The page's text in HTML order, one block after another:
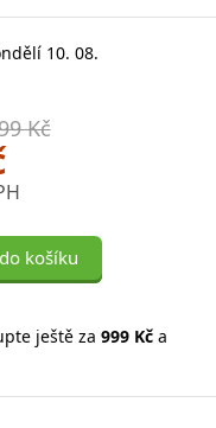
10. 08.
Kč
košíku
ještě za 999 Kč a